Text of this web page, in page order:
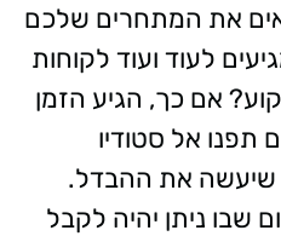
את המתחרים שלכם
לעוד ועוד לקוחות
אם כך, הגיע הזמן
תפנו אל סטודיו
שיעשה את ההבדל.
שבו ניתן יהיה לקבל